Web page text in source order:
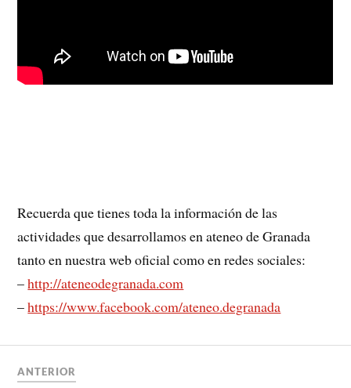
Recuerda que tienes toda la información de las
actividades que desarrollamos en ateneo de Granada
tanto en nuestra web oficial como en redes sociales:
–http://ateneodegranada.com
–https://www.facebook.com/ateneo.degranada
ANTERIOR